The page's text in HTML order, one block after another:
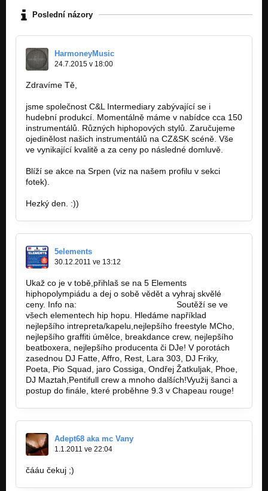
Poslední názory
HarmoneyMusic
24.7.2015 v 18:00
Zdravíme Tě,
jsme společnost C&L Intermediary zabývající se i
hudební produkcí. Momentálně máme v nabídce cca 150
instrumentálů. Různých hiphopových stylů. Zaručujeme
ojedinělost našich instrumentálů na CZ&SK scéně. Vše
ve vynikající kvalitě a za ceny po následné domluvě.
Blíží se akce na Srpen (viz na našem profilu v sekci
fotek).
Hezký den. :))
5elements
30.12.2011 ve 13:12
Ukaž co je v tobě,přihlaš se na 5 Elements
hiphopolympiádu a dej o sobě vědět a vyhraj skvělé
ceny. Info na:
Soutěží se ve
všech elementech hip hopu. Hledáme například
nejlepšího intrepreta/kapelu,nejlepšího freestyle MCho,
nejlepšího graffiti úmělce, breakdance crew, nejlepšího
beatboxera, nejlepšího producenta či DJe! V porotách
zasednou DJ Fatte, Affro, Rest, Lara 303, DJ Friky,
Poeta, Pio Squad, jaro Cossiga, Ondřej Žatkuljak, Phoe,
DJ Maztah,Pentifull crew a mnoho dalších!Využij šanci a
postup do finále, které proběhne 9.3 v Chapeau rouge!
Adept68 aka mc Vany
1.1.2011 ve 22:04
čááu čekuj ;)